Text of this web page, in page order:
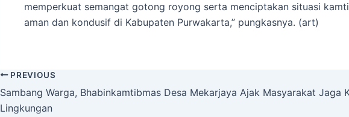
memperkuat semangat gotong royong serta menciptakan situasi
aman dan kondusif di Kabupaten Purwakarta,” pungkasnya. (art)
PREVIOUS
Sambang Warga, Bhabinkamtibmas Desa Mekarjaya Ajak Masyarakat Jaga
Lingkungan